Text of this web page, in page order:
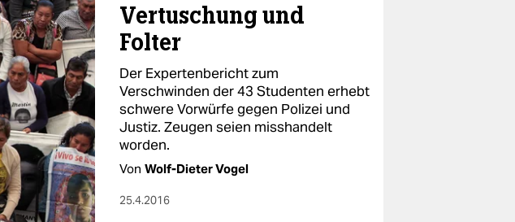
Vertuschung und
Folter
Der Expertenbericht zum
Verschwinden der 43 Studenten erhebt
schwere Vorwürfe gegen Polizei und
Justiz. Zeugen seien misshandelt
worden.
Von Wolf-Dieter Vogel
25.4.2016